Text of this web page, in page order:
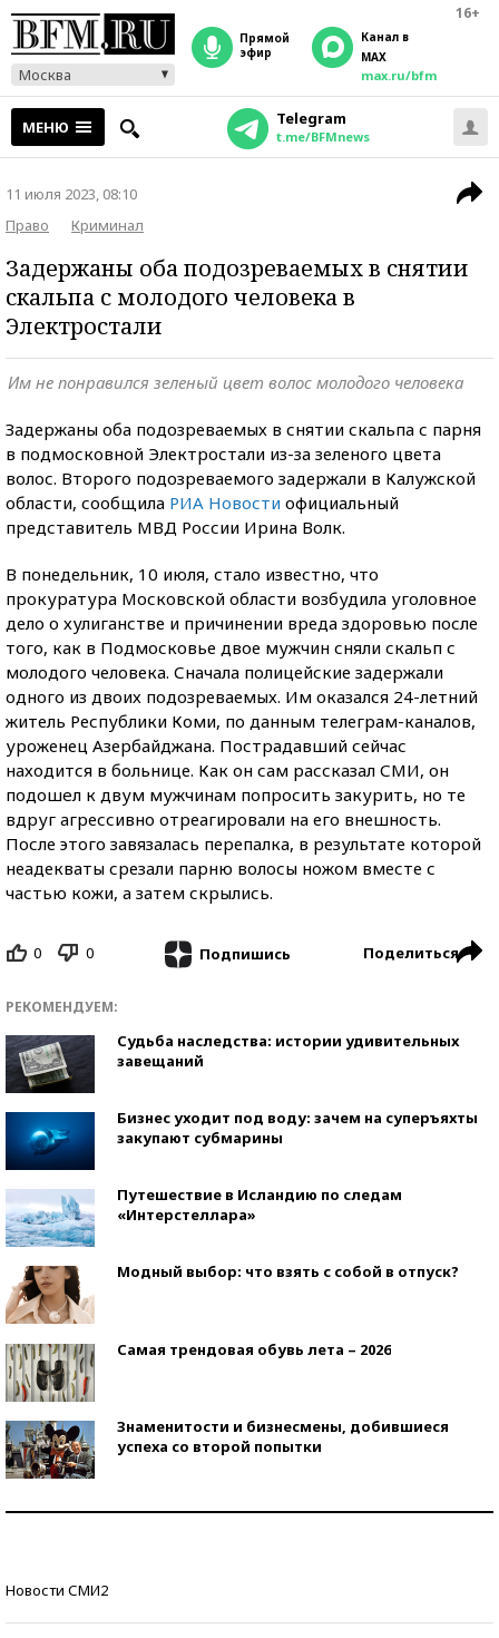
16+
Москва
прямой
эфир
Канал в
MAX
max.ru/bfm
МЕНЮ Telegram
t.me/BFMnews
11 июля 2023, 08:10
Право
Криминал
Задержаны оба подозреваемых в снятии
скальпа с молодого человека в
Электростали
Им не понравился зелeный цвет волос молодого человека
Задержаны оба подозреваемых в снятии скальпа с парня
в подмосковной Электростали из-за зеленого цвета
волос. Второго подозреваемого задержали в Калужской
области, сообщила РИА Новости официальный
представитель МВД России Ирина Волк.
В понедельник, 10 июля, стало известно, что
прокуратура Московской области возбудила уголовное
дело о хулиганстве и причинении вреда здоровью после
того, как в Подмосковье двое мужчин сняли скальп с
молодого человека. Сначала полицейские задержали
одного из двоих подозреваемых. Им оказался 24-летний
житель Республики Коми, по данным телеграм-каналов,
уроженец Азербайджана. Пострадавший сейчас
находится в больнице. Как он сам рассказал СМИ, он
подошeл к двум мужчинам попросить закурить, но те
вдруг агрессивно отреагировали на его внешность.
После этого завязалась перепалка, в результате которой
неадекваты срезали парню волосы ножом вместе с
частью кожи, а затем скрылись.
0 0 Подпишись Поделиться
РЕКОМЕНДУЕМ:
Судьба наследства: истории удивительных
завещаний
Бизнес уходит под воду: зачем на суперъяхты
закупают субмарины
Путешествие в Исландию по следам
«Интерстеллара»
Модный выбор: что взять с собой в отпуск?
Самая трендовая обувь лета – 2026
Знаменитости и бизнесмены, добившиеся
успеха со второй попытки
Новости СМИ2